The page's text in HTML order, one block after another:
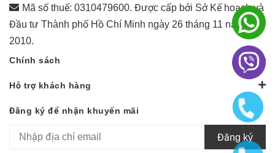
Mã số thuế: 0310479600. Được cấp bởi Sở Kế hoạch và
Đầu tư Thành phố Hồ Chí Minh ngày 26 tháng 11 năm
2010.
Chính sách
Hỗ trợ khách hàng
Đăng ký để nhận khuyến mãi
Đăng ký